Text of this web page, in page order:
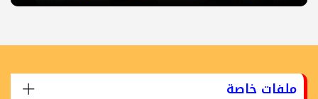
ملفات خاصة